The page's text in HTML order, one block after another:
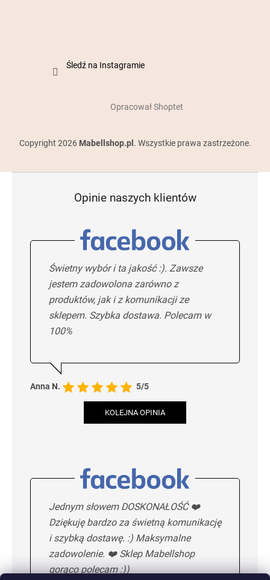
Śledź na Instagramie
Opracował Shoptet
Copyright 2026 Mabellshop.pl . Wszystkie prawa zastrzeżone.
Opinie naszych klientów
Świetny wybór i ta jakość :). Zawsze
jestem zadowolona zarówno z
produktów, jak i z komunikacji ze
sklepem. Szybka dostawa. Polecam w
100%
Anna N. 5/5
KOLEJNA OPINIA
Jednym słowem DOSKONAŁOŚĆ ❤️
Dziękuję bardzo za świetną komunikację
i szybką dostawę. :) Maksymalne
zadowolenie. ❤️ Sklep Mabellshop
gorąco polecam :))